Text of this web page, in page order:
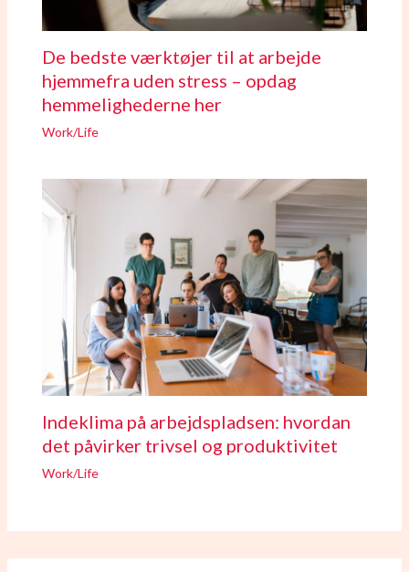
De bedste værktøjer til at arbejde
hjemmefra uden stress – opdag
hemmelighederne her
Work/Life
Indeklima på arbejdspladsen: hvordan
det påvirker trivsel og produktivitet
Work/Life